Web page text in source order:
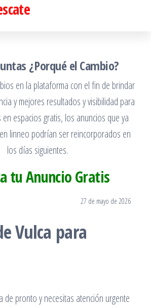
¿Porqué el Cambio?
en la plataforma con el fin de brindar
y mejores resultados y visibilidad para
espacios gratis, los anuncios que ya
linneo podrían ser reincorporados en
los días siguientes.
tu Anuncio Gratis
27 de mayo de 2026
Vulca para
de pronto y necesitas atención urgente